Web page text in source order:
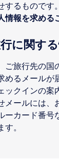
るものです。
情報を求める
に関す
ご旅行先の国
めるメールが
ックインの案
メールには、
ーカード番号
。